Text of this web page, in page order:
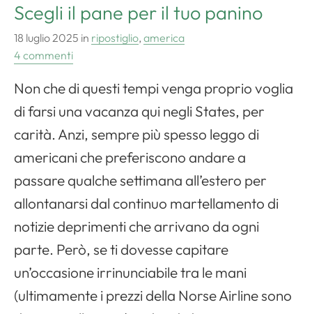
Scegli il pane per il tuo panino
18 luglio 2025 in ripostiglio, america
4 commenti
Non che di questi tempi venga proprio voglia
di farsi una vacanza qui negli States, per
carità. Anzi, sempre più spesso leggo di
americani che preferiscono andare a
passare qualche settimana all’estero per
allontanarsi dal continuo martellamento di
notizie deprimenti che arrivano da ogni
parte. Però, se ti dovesse capitare
un’occasione irrinunciabile tra le mani
(ultimamente i prezzi della Norse Airline sono